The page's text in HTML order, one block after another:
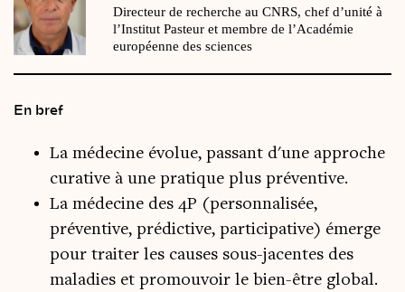
Directeur de recherche au CNRS, chef d’unité à
l’Institut Pasteur et membre de l’Académie
européenne des sciences
En bref
La médecine évolue, passant d'une approche
curative à une pratique plus préventive.
La médecine des 4P (personnalisée,
préventive, prédictive, participative) émerge
pour traiter les causes sous-jacentes des
maladies et promouvoir le bien-être global.